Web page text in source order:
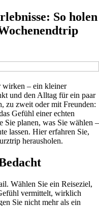
So holen
wirken – ein kleiner
und den Alltag für ein paar
zu zweit oder mit Freunden:
Gefühl einer echten
Sie planen, was Sie wählen –
lassen. Hier erfahren Sie,
herausholen.
Wählen Sie ein Reiseziel,
vermittelt, wirklich
Sie nicht mehr als ein